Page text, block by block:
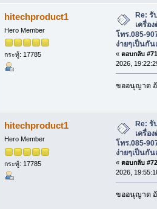
hitechproduct1
Hero Member
กระทู้: 17785
Re: รั
เครื่อ
โทร.085-
ง่ายๆเป็นกัน
« ตอบกลับ
2026,
ขออนุญาต
hitechproduct1
Hero Member
กระทู้: 17785
Re: รั
เครื่อ
โทร.085-
ง่ายๆเป็นกัน
« ตอบกลับ
2026,
ขออนุญาต